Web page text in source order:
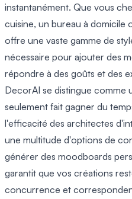
instantanément. Que vous
cuisine, un bureau à domicile
offre une vaste gamme de
nécessaire pour ajouter des
répondre à des goûts et des
DecorAI se distingue comme
seulement fait gagner du
l'efficacité des architectes
une multitude d'options de
générer des moodboards
garantit que vos créations
concurrence et